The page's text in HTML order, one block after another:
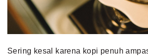
Sering kesal karena kopi penuh